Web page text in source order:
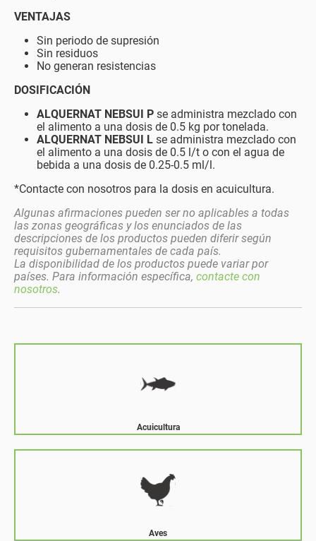
VENTAJAS
Sin periodo de supresión
Sin residuos
No generan resistencias
DOSIFICACIÓN
ALQUERNAT NEBSUI P se administra mezclado con
el alimento a una dosis de 0.5 kg por tonelada.
ALQUERNAT NEBSUI L se administra mezclado con
el alimento a una dosis de 0.5 l/t o con el agua de
bebida a una dosis de 0.25-0.5 ml/l.
*Contacte con nosotros para la dosis en acuicultura.
Algunas afirmaciones pueden ser no aplicables a todas
las zonas geográficas y los enunciados de las
descripciones de los productos pueden diferir según
requisitos gubernamentales de cada país.
La disponibilidad de los productos puede variar por
países. Para información específica, contacte con
nosotros.
Acuicultura
Aves